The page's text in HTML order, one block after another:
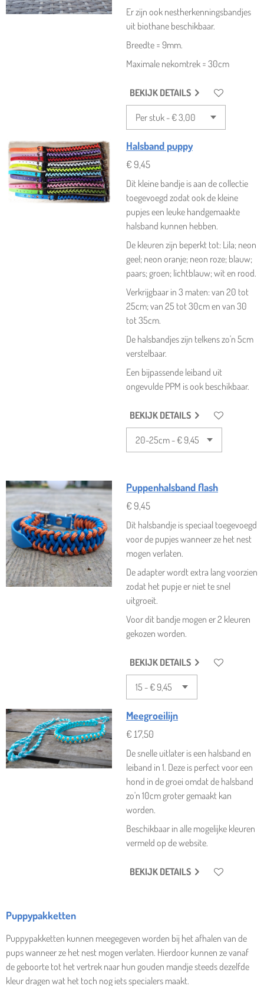
Er zijn ook nestherkenningsbandjes
uit biothane beschikbaar.
Breedte = 9mm.
Maximale nekomtrek = 30cm
BEKIJK DETAILS
Halsband puppy
€ 9,45
Dit kleine bandje is aan de collectie
toegevoegd zodat ook de kleine
pupjes een leuke handgemaakte
halsband kunnen hebben.
De kleuren zijn beperkt tot: Lila; neon
geel; neon oranje; neon roze; blauw;
paars; groen; lichtblauw; wit en rood.
Verkrijgbaar in 3 maten: van 20 tot
25cm; van 25 tot 30cm en van 30
tot 35cm.
De halsbandjes zijn telkens zo'n 5cm
verstelbaar.
Een bijpassende leiband uit
ongevulde PPM is ook beschikbaar.
BEKIJK DETAILS
Puppenhalsband flash
€ 9,45
Dit halsbandje is speciaal toegevoegd
voor de pupjes wanneer ze het nest
mogen verlaten.
De adapter wordt extra lang voorzien
zodat het pupje er niet te snel
uitgroeit.
Voor dit bandje mogen er 2 kleuren
gekozen worden.
BEKIJK DETAILS
Meegroeilijn
€ 17,50
De snelle uitlater is een halsband en
leiband in 1. Deze is perfect voor een
hond in de groei omdat de halsband
zo'n 10cm groter gemaakt kan
worden.
Beschikbaar in alle mogelijke kleuren
vermeld op de website.
BEKIJK DETAILS
Puppypakketten
Puppypakketten kunnen meegegeven worden bij het afhalen van de
pups wanneer ze het nest mogen verlaten. Hierdoor kunnen ze vanaf
de geboorte tot het vertrek naar hun gouden mandje steeds dezelfde
kleur dragen wat het toch nog iets specialers maakt.